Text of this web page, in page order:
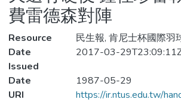
費雷德森對陣
Resource
民生報, 肯尼士杯國際羽
Date
Issued
2017-03-
Date
1987-05-29
URI
https://ir.ntus.edu.tw/